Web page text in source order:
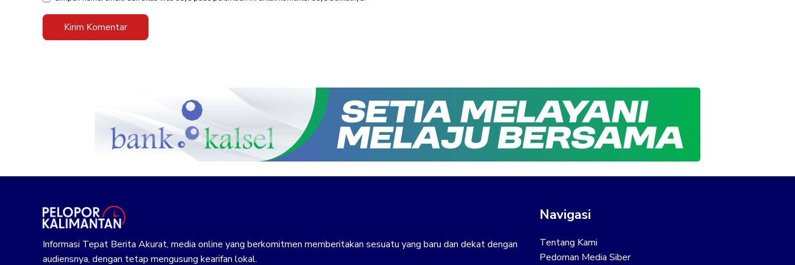
Informasi Tepat Berita Akurat, media online yang berkomitmen memberitakan sesuatu yang baru dan dekat dengan
audiensnya, dengan tetap mengusung kearifan lokal.
Navigasi
Tentang Kami
Pedoman Media Siber